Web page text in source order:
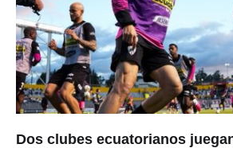
Dos clubes ecuatorianos